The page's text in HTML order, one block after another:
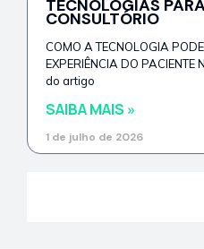
TECNOLOGIAS
CONSULTÓRIO
COMO A TECNOLOGIA
EXPERIÊNCIA DO PACIENTE
do artigo
SAIBA MAIS »
1 de julho de 2026